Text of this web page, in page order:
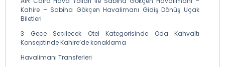
Kahire – Sabiha Gökçen Havalimanı Gidiş Dönüş Uçak
Biletleri
3 Gece Seçilecek Otel Kategorisinde Oda Kahvaltı
Konseptinde Kahire’de konaklama
Havalimanı Transferleri